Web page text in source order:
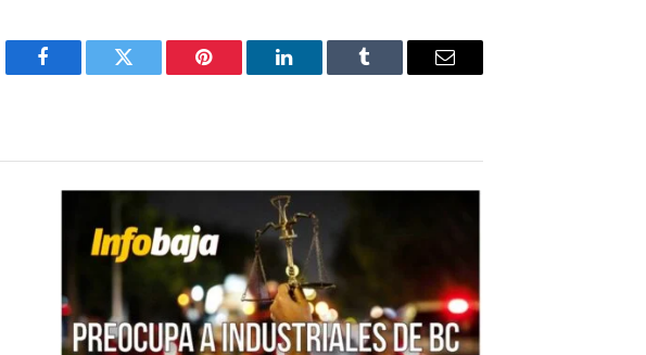
Facebook Twitter Pinterest LinkedIn Tumblr Email